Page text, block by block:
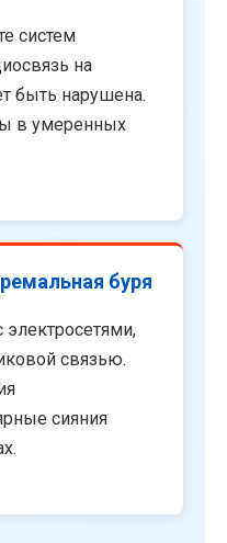
систем
на
быть нарушена.
в умеренных
буря
связью.
сияния